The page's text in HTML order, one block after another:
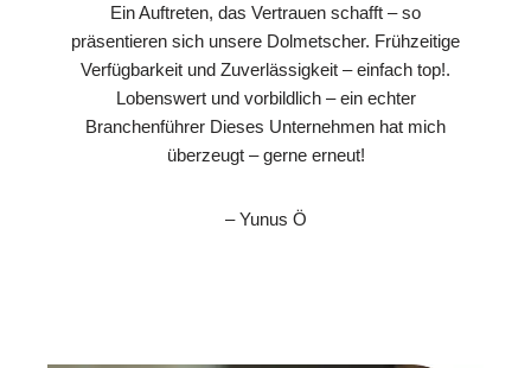
Ein Auftreten, das Vertrauen schafft – so
präsentieren sich unsere Dolmetscher. Frühzeitige
Verfügbarkeit und Zuverlässigkeit – einfach top!.
Lobenswert und vorbildlich – ein echter
Branchenführer Dieses Unternehmen hat mich
überzeugt – gerne erneut!
– Yunus Ö